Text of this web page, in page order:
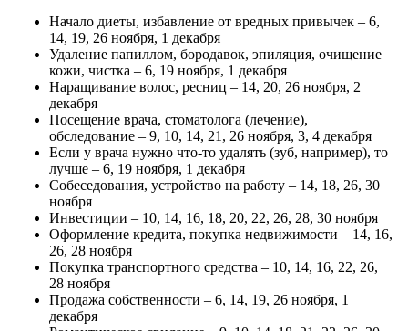
Начало диеты, избавление от вредных привычек – 6,
14, 19, 26 ноября, 1 декабря
Удаление папиллом, бородавок, эпиляция, очищение
кожи, чистка – 6, 19 ноября, 1 декабря
Наращивание волос, ресниц – 14, 20, 26 ноября, 2
декабря
Посещение врача, стоматолога (лечение),
обследование – 9, 10, 14, 21, 26 ноября, 3, 4 декабря
Если у врача нужно что-то удалять (зуб, например), то
лучше – 6, 19 ноября, 1 декабря
Собеседования, устройство на работу – 14, 18, 26, 30
ноября
Инвестиции – 10, 14, 16, 18, 20, 22, 26, 28, 30 ноября
Оформление кредита, покупка недвижимости – 14, 16,
26, 28 ноября
Покупка транспортного средства – 10, 14, 16, 22, 26,
28 ноября
Продажа собственности – 6, 14, 19, 26 ноября, 1
декабря